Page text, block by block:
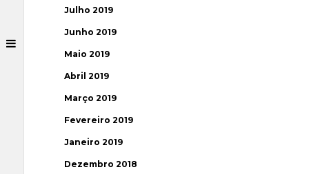
Julho 2019
Junho 2019
Maio 2019
Abril 2019
Março 2019
Fevereiro 2019
Janeiro 2019
Dezembro 2018